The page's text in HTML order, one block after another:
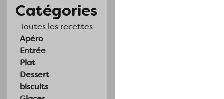
Catégories
Toutes les recettes
Apéro
Entrée
Plat
Dessert
biscuits